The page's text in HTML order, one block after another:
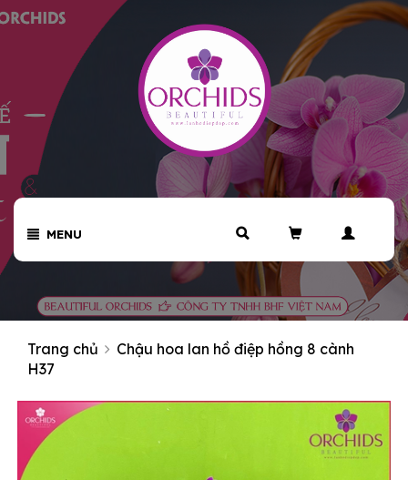
MENU
Trang chủ
Chậu hoa lan hồ điệp hồng 8 cành
H37